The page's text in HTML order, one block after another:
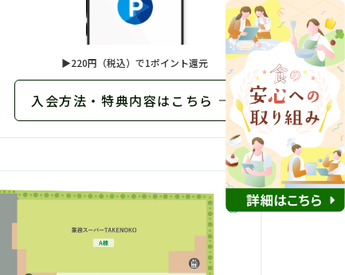
▶220円（税込）で1ポイント還元
入会方法・特典内容はこちら